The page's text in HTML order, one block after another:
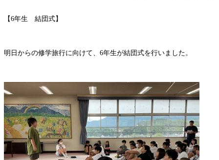
【6年生 結団式】
明日からの修学旅行に向けて、6年生が結団式を行いました。